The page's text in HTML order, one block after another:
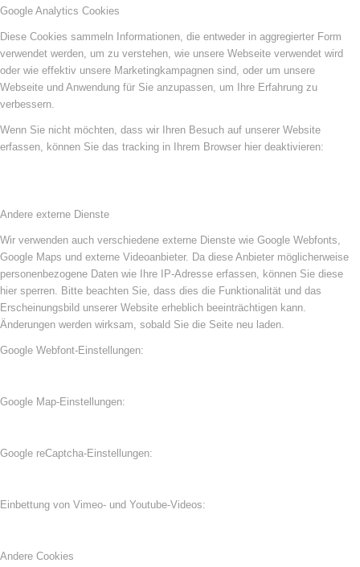
Google Analytics Cookies
Diese Cookies sammeln Informationen, die entweder in aggregierter Form
verwendet werden, um zu verstehen, wie unsere Webseite verwendet wird
oder wie effektiv unsere Marketingkampagnen sind, oder um unsere
Webseite und Anwendung für Sie anzupassen, um Ihre Erfahrung zu
verbessern.
Wenn Sie nicht möchten, dass wir Ihren Besuch auf unserer Website
erfassen, können Sie das tracking in Ihrem Browser hier deaktivieren:
Andere externe Dienste
Wir verwenden auch verschiedene externe Dienste wie Google Webfonts,
Google Maps und externe Videoanbieter. Da diese Anbieter möglicherweise
personenbezogene Daten wie Ihre IP-Adresse erfassen, können Sie diese
hier sperren. Bitte beachten Sie, dass dies die Funktionalität und das
Erscheinungsbild unserer Website erheblich beeinträchtigen kann.
Änderungen werden wirksam, sobald Sie die Seite neu laden.
Google Webfont-Einstellungen:
Google Map-Einstellungen:
Google reCaptcha-Einstellungen:
Einbettung von Vimeo- und Youtube-Videos:
Andere Cookies